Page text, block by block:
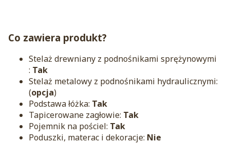
Co zawiera produkt?
Stelaż drewniany z podnośnikami sprężynowymi
: Tak
Stelaż metalowy z podnośnikami hydraulicznymi:
(opcja)
Podstawa łóżka: Tak
Tapicerowane zagłowie: Tak
Pojemnik na pościel: Tak
Poduszki, materac i dekoracje: Nie